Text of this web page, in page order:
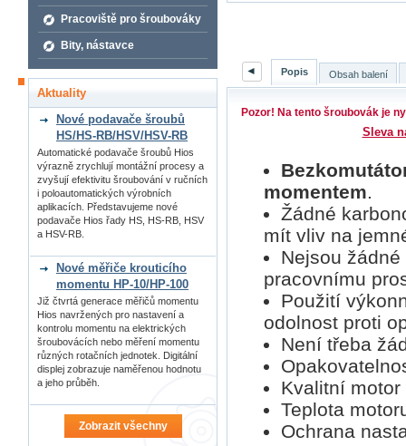
◄ Popis Obsah balení
Pozor! Na tento šroubovák je
Sleva
momentem.
Žádné
mít vliv na
Nejsou
pracovnímu
Použití
odolnost proti
Není třeba
Kvalitní
Teplota
Ochrana
Pracoviště pro šroubováky
Bity, nástavce
Aktuality
Nové podavače šroubů
HS/HS-RB/HSV/HSV-RB
Automatické podavače šroubů Hios
výrazně zrychlují montážní procesy a
zvyšují efektivitu šroubování v ručních
i poloautomatických výrobních
aplikacích. Představujeme nové
podavače Hios řady HS, HS-RB, HSV
a HSV-RB.
Nové měřiče krouticího
momentu HP-10/HP-100
Již čtvrtá generace měřičů momentu
Hios navržených pro nastavení a
kontrolu momentu na elektrických
šroubovácích nebo měření momentu
různých rotačních jednotek. Digitální
displej zobrazuje naměřenou hodnotu
a jeho průběh.
Zobrazit všechny